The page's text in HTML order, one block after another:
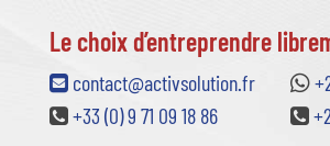
Le choix d’entreprendre
contact@activsolution.fr
+33 (0) 9 71 09 18 86